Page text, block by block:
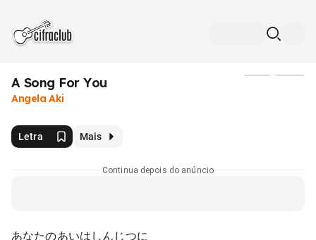
A Song For You
Angela Aki
Letra Mais
Continua depois do anúncio
あなたのあいはしんじつに